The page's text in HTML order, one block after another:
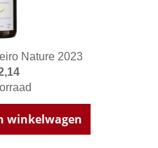
Nature 2023
winkelwagen